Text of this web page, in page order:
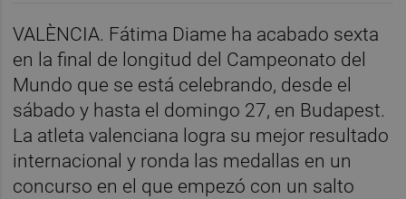
VALÈNCIA. Fátima Diame ha acabado sexta
en la final de longitud del Campeonato del
Mundo que se está celebrando, desde el
sábado y hasta el domingo 27, en Budapest.
La atleta valenciana logra su mejor resultado
internacional y ronda las medallas en un
concurso en el que empezó con un salto